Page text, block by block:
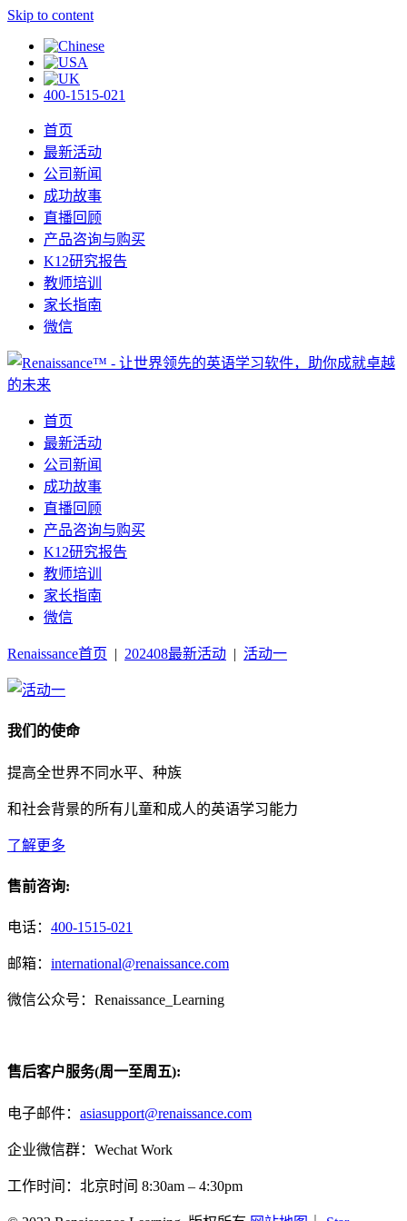
Skip to content
400-1515-021
首页
最新活动
公司新闻
成功故事
直播回顾
产品咨询与购买
K12研究报告
教师培训
家长指南
微信
首页
最新活动
公司新闻
成功故事
直播回顾
产品咨询与购买
K12研究报告
教师培训
家长指南
微信
Renaissance首页 | 202408最新活动 | 活动一
我们的使命
提高全世界不同水平、种族
和社会背景的所有儿童和成人的英语学习能力
了解更多
售前咨询:
电话： 400-1515-021
邮箱： international@renaissance.com
微信公众号：Renaissance_Learning
售后客户服务(周一至周五):
电子邮件： asiasupport@renaissance.com
企业微信群：Wechat Work
工作时间：北京时间 8:30am – 4:30pm